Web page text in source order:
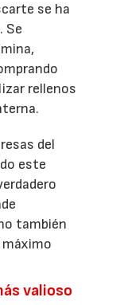
se ha
Se
rellenos
del
este
también
máximo
valioso